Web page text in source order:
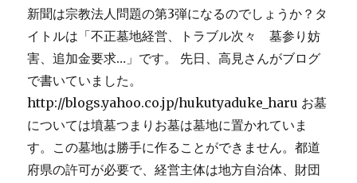
新聞は宗教法人問題の第3弾になるのでしょうか？タ
イトルは「不正墓地経営、トラブル次々 墓参り妨
害、追加金要求…」です。 先日、高見さんがブログ
で書いていました。
http://blogs.yahoo.co.jp/hukutyaduke_haru お墓
については墳墓つまりお墓は墓地に置かれていま
す。この墓地は勝手に作ることができません。都道
府県の許可が必要で、経営主体は地方自治体、財団